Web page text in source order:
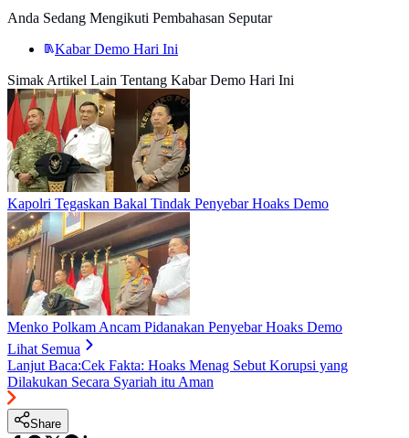
Anda Sedang Mengikuti Pembahasan Seputar
Kabar Demo Hari Ini
Simak Artikel Lain Tentang Kabar Demo Hari Ini
Kapolri Tegaskan Bakal Tindak Penyebar Hoaks Demo
Menko Polkam Ancam Pidanakan Penyebar Hoaks Demo
Lihat Semua
Lanjut Baca:Cek Fakta: Hoaks Menag Sebut Korupsi yang
Dilakukan Secara Syariah itu Aman
Share